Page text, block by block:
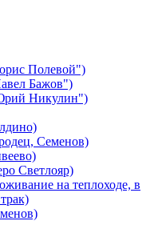
Полевой")
Бажов")
Никулин")
Семенов)
Светлояр)
на теплоходе, в